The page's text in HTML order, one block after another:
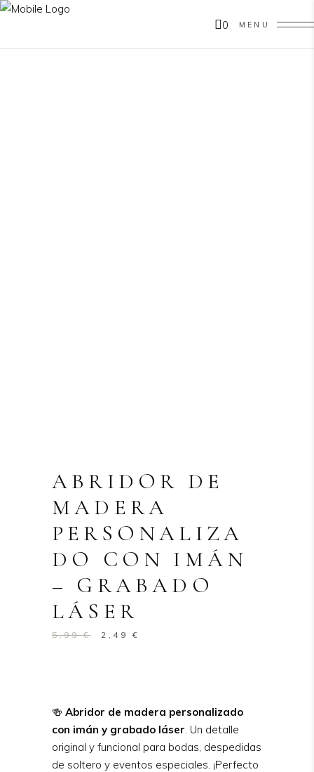
0 MENU
ABRIDOR DE
MADERA
PERSONALIZA
DO CON IMÁN
– GRABADO
LÁSER
5,99€
El2,49€
🍻 Abridor de madera personalizado
con imán y grabado láser. Un detalle
original y funcional para bodas, despedidas
de soltero y eventos especiales. ¡Perfecto